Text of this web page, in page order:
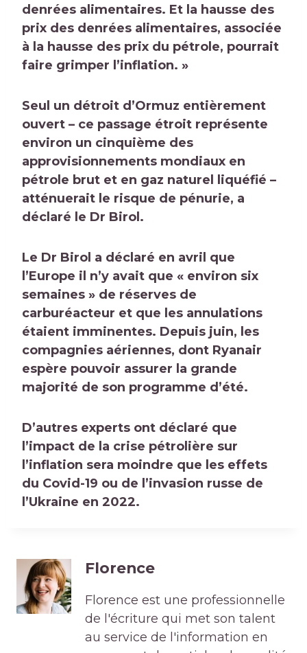
denrées alimentaires. Et la hausse des
prix des denrées alimentaires, associée
à la hausse des prix du pétrole, pourrait
faire grimper l’inflation. »
Seul un détroit d’Ormuz entièrement
ouvert – ce passage étroit représente
environ un cinquième des
approvisionnements mondiaux en
pétrole brut et en gaz naturel liquéfié –
atténuerait le risque de pénurie, a
déclaré le Dr Birol.
Le Dr Birol a déclaré en avril que
l’Europe il n’y avait que « environ six
semaines » de réserves de
carburéacteur et que les annulations
étaient imminentes. Depuis juin, les
compagnies aériennes, dont Ryanair
espère pouvoir assurer la grande
majorité de son programme d’été.
D’autres experts ont déclaré que
l’impact de la crise pétrolière sur
l’inflation sera moindre que les effets
du Covid-19 ou de l’invasion russe de
l’Ukraine en 2022.
Florence
Florence est une professionnelle
de l'écriture qui met son talent
au service de l'information en